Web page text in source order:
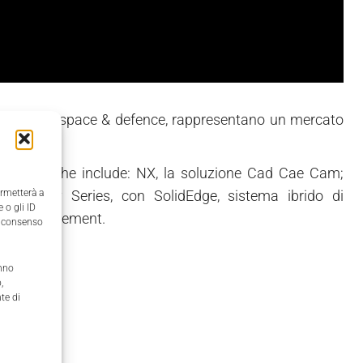
a
o gli ID
di
& defence, rappresentano un mercato
che include: NX, la soluzione Cad Cae Cam;
Series, con SolidEdge, sistema ibrido di
management.